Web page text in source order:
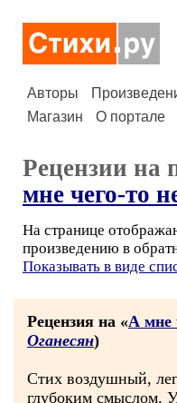
Авторы
Магазин
О портале
Рецензии на
мне чего-то
На странице
произведению в
Показывать в виде
Рецензия на «А мне
Оганесян)
Стих воздушный,
глубоким смыслом.